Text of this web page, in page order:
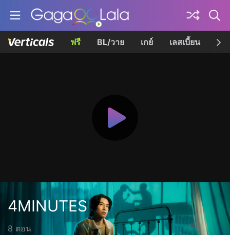
ฟรี BL/วาย เกย์ เลสเบี้ยน เค
4MINUTES
8 ตอน